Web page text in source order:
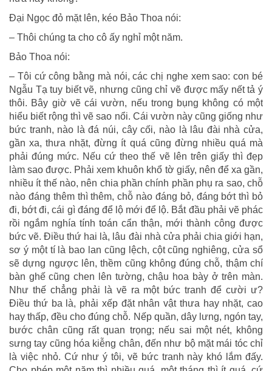
Đại Ngọc đỏ mặt lên, kéo Bảo Thoa nói:
– Thôi chúng ta cho cô ấy nghỉ một năm.
Bảo Thoa nói:
– Tôi cứ công bằng mà nói, các chị nghe xem sao: con bé
Ngẫu Tạ tuy biết vẽ, nhưng cũng chỉ vẽ được mấy nết tả ý
thôi. Bây giờ vẽ cái vườn, nếu trong bụng không có một
hiểu biết rộng thì vẽ sao nổi. Cái vườn này cũng giống như
bức tranh, nào là đá núi, cây cối, nào là lâu đài nhà cửa,
gần xa, thưa nhặt, đừng ít quá cũng đừng nhiều quá mà
phải đúng mức. Nếu cứ theo thế vẽ lên trên giấy thì đẹp
làm sao được. Phải xem khuôn khổ tờ giấy, nên để xa gần,
nhiều ít thế nào, nên chia phần chính phần phụ ra sao, chỗ
nào đáng thêm thì thêm, chỗ nào đáng bỏ, đáng bớt thì bỏ
đi, bớt đi, cái gì đáng để lộ mới để lộ. Bắt đầu phải vẽ phác
rồi ngắm nghía tính toán cẩn thận, mới thành công được
bức vẽ. Điều thứ hai là, lâu đài nhà cửa phải chia giới hạn,
sơ ý một tí là bao lan cũng lệch, cột cũng nghiêng, cửa sổ
sẽ dựng ngược lên, thềm cũng không đúng chỗ, thậm chí
bàn ghế cũng chen lên tường, chậu hoa bày ở trên màn.
Như thế chẳng phải là vẽ ra một bức tranh để cười ư?
Điều thứ ba là, phải xếp đặt nhân vật thưa hay nhặt, cao
hay thấp, đều cho đúng chỗ. Nếp quần, dây lưng, ngón tay,
bước chân cũng rất quan trọng; nếu sai một nét, không
sưng tay cũng hóa kiễng chân, đến như bộ mặt mái tóc chỉ
là việc nhỏ. Cứ như ý tôi, vẽ bức tranh này khó lắm đấy.